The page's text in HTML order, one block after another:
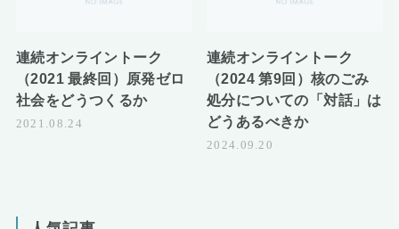
連続オンライントーク
（2021 最終回）原発ゼロ
社会をどうつくるか
2021.08.24
連続オンライントーク
（2024 第9回）核のごみ
処分についての「対話」は
どうあるべきか
2024.09.20